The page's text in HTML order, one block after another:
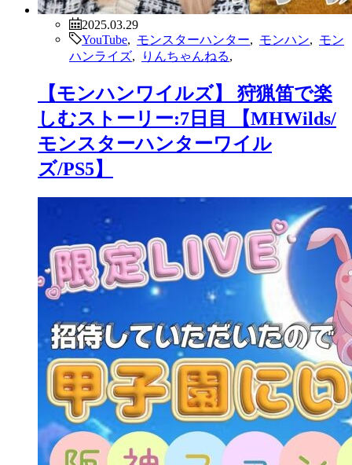
2025.03.29
YouTube
モンスターハンター モンハン
モン
ハンライズ
りんちゃんねる
【モンハンワイルズ】 狩猟笛で楽
しむストーリー:7日目 【MHWilds/
モンスターハンターワイル
ズ/PS5】